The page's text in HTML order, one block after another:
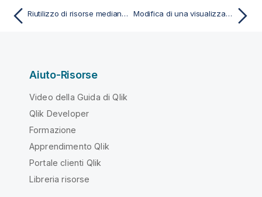
Riutilizzo di risorse mediante le voci principali Modifica di una visualizzazione principale
Aiuto-Risorse
Video della Guida di Qlik
Qlik Developer
Formazione
Apprendimento Qlik
Portale clienti Qlik
Libreria risorse